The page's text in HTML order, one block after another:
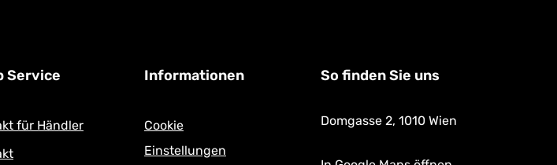
Service
für Händler
Informationen
Cookie
Einstellungen
So finden Sie uns
Domgasse 2, 1010 Wien